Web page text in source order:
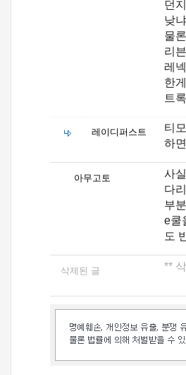
던
낮
물
리
레
한
트
레이디퍼스트
티
하
아무고토
사
다
부
e쿨
도
삭제된 글 **